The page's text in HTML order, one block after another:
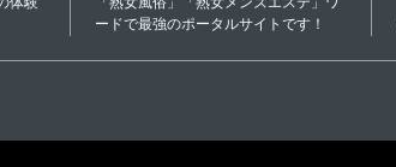
ードで最強のポータルサイトです！